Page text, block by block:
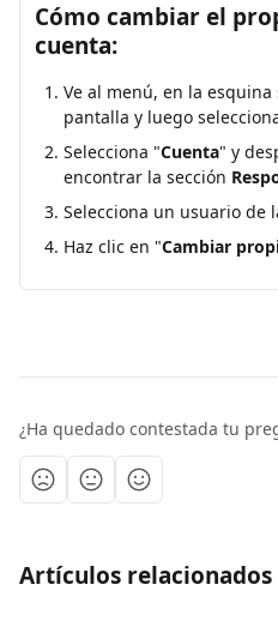
Cómo cambiar el
cuenta:
Ve al menú, en la
pantalla y luego
Selecciona "Cuenta" y
encontrar la sección
Selecciona un usuario de
Haz clic en "Cambiar
¿Ha quedado contestada tu
Artículos relacionados